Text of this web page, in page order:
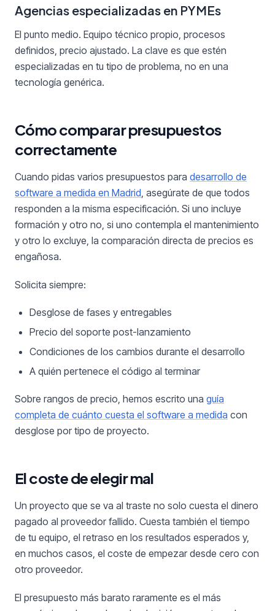
Agencias especializadas en PYMEs
El punto medio. Equipo técnico propio, procesos
definidos, precio ajustado. La clave es que estén
especializadas en tu tipo de problema, no en una
tecnología genérica.
Cómo comparar presupuestos
correctamente
Cuando pidas varios presupuestos para desarrollo de
software a medida en Madrid, asegúrate de que todos
responden a la misma especificación. Si uno incluye
formación y otro no, si uno contempla el mantenimiento
y otro lo excluye, la comparación directa de precios es
engañosa.
Solicita siempre:
Desglose de fases y entregables
Precio del soporte post-lanzamiento
Condiciones de los cambios durante el desarrollo
A quién pertenece el código al terminar
Sobre rangos de precio, hemos escrito una guía
completa de cuánto cuesta el software a medida con
desglose por tipo de proyecto.
El coste de elegir mal
Un proyecto que se va al traste no solo cuesta el dinero
pagado al proveedor fallido. Cuesta también el tiempo
de tu equipo, el retraso en los resultados esperados y,
en muchos casos, el coste de empezar desde cero con
otro proveedor.
El presupuesto más barato raramente es el más